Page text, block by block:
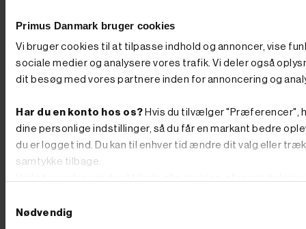
Primus Danmark bruger cookies
Vi bruger cookies til at tilpasse indhold og annoncer, vise
sociale medier og analysere vores trafik. Vi deler også
dit besøg med vores partnere inden for annoncering og
Har du en konto hos os? Hvis du tilvælger "Præferencer",
dine personlige indstillinger, så du får en markant bedre
du er logget ind. Du kan til enhver tid ændre dit valg eller
samtykke tilbage.
Nødvendig
inkl. moms
(200,00 kr. ekskl. moms.)
Sandpapir + kunststofrulle - til
REX120 slibemaskine m. fl.